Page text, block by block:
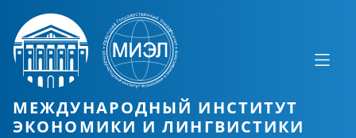
МЕЖДУНАРОДНЫЙ ИНСТИТУТ
ЭКОНОМИКИ И ЛИНГВИСТИКИ